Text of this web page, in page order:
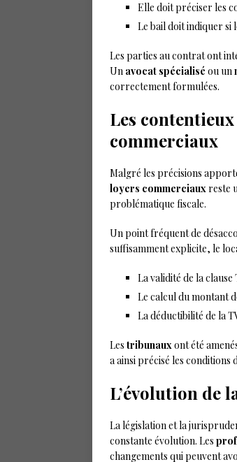
Elle doit préciser les
Le bail doit indiquer si
Les parties au contrat ont
Un avocat spécialisé ou un
correctement formulées.
Les
commerciaux
Malgré les précisions
loyers commerciauxreste
problématique fiscale.
Un point fréquent de
suffisamment explicite, le
La validité de la
Le calcul du montant
La déductibilité de la
Les tribunauxont été
a ainsi précisé les conditions
L’évolution de
La législation et la
constante évolution. Les
changements qui peuvent